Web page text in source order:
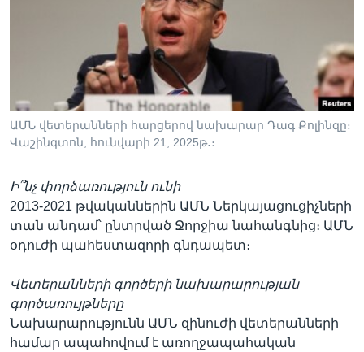
ԱՄՆ վետերանների հարցերով նախարար Դագ Քոլինզը։
Վաշինգտոն, հունվարի 21, 2025թ․։
Ի՞նչ փորձառություն ունի
2013-2021 թվականներին ԱՄՆ Ներկայացուցիչների
տան անդամ՝ ընտրված Ջորջիա նահանգնից։ ԱՄՆ
օդուժի պահեստազորի գնդապետ։
Վետերանների գործերի նախարարության
գործառույթները
Նախարարությունն ԱՄՆ զինուժի վետերանների
համար ապահովում է առողջապահական